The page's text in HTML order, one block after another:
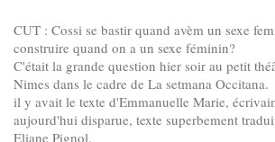
CUT : Cossi se bastir quand avèm un sexe
construire quand on a un sexe féminin?
C'était la grande question hier soir au petit
Nimes dans le cadre de La setmana
il y avait le texte d'Emmanuelle Marie,
aujourd'hui disparue, texte superbement
Eliane Pignol.